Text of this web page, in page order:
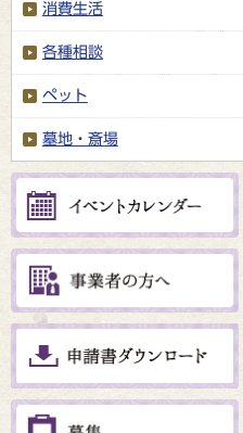
消費生活
各種相談
ペット
墓地・斎場